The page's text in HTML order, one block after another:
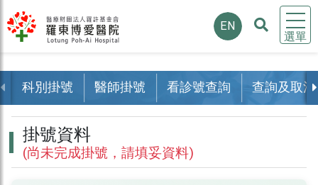
選單
EN
科別掛號 醫師掛號 看診號查詢 查詢及取消
掛號資料
(尚未完成掛號，請填妥資料)